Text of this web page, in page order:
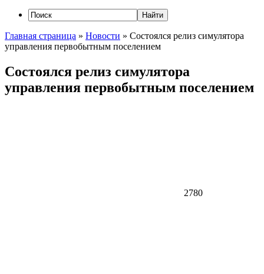
Главная страница » Новости » Состоялся релиз симулятора
управления первобытным поселением
Состоялся релиз симулятора
управления первобытным поселением
2780